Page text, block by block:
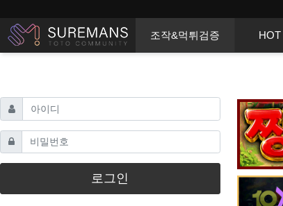
메인 메뉴 조작&먹튀검증 HOT
아이디 필수
비밀번호필수
로그인